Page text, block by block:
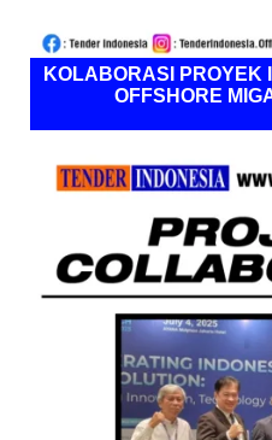
KOLABORASI PROYEK
OFFSHORE